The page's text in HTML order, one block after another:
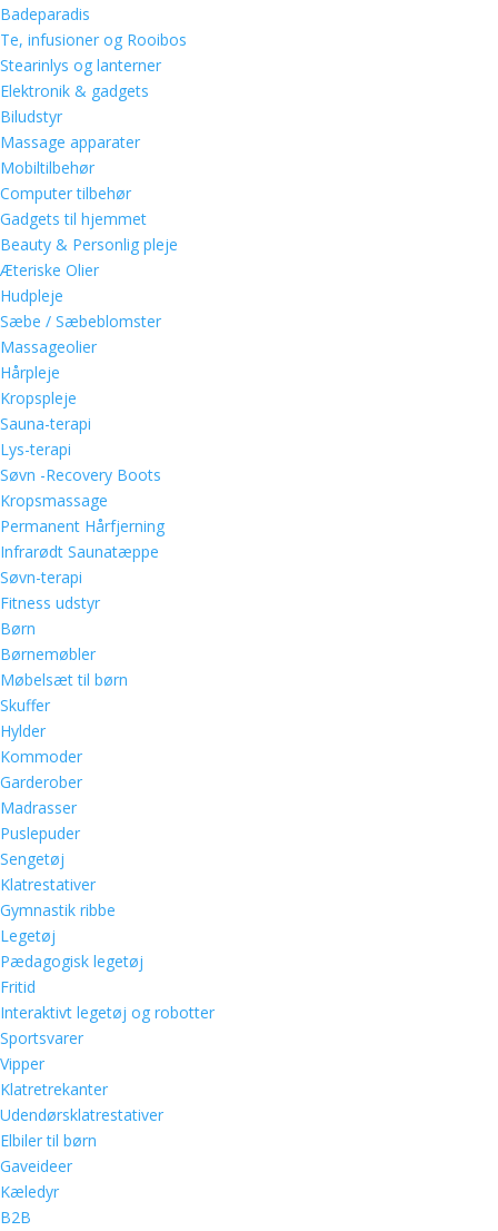
Badeparadis
Te, infusioner og Rooibos
Stearinlys og lanterner
Elektronik & gadgets
Biludstyr
Massage apparater
Mobiltilbehør
Computer tilbehør
Gadgets til hjemmet
Beauty & Personlig pleje
Æteriske Olier
Hudpleje
Sæbe / Sæbeblomster
Massageolier
Hårpleje
Kropspleje
Sauna-terapi
Lys-terapi
Søvn -Recovery Boots
Kropsmassage
Permanent Hårfjerning
Infrarødt Saunatæppe
Søvn-terapi
Fitness udstyr
Børn
Børnemøbler
Møbelsæt til børn
Skuffer
Hylder
Kommoder
Garderober
Madrasser
Puslepuder
Sengetøj
Klatrestativer
Gymnastik ribbe
Legetøj
Pædagogisk legetøj
Fritid
Interaktivt legetøj og robotter
Sportsvarer
Vipper
Klatretrekanter
Udendørsklatrestativer
Elbiler til børn
Gaveideer
Kæledyr
B2B